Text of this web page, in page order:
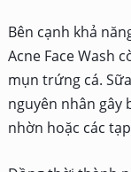
Bên cạnh khả
Acne Face Wash
mụn trứng cá.
nguyên nhân gây
nhờn hoặc các